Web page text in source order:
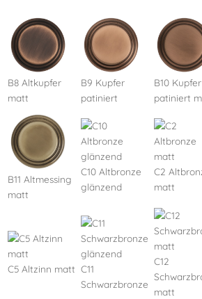
B8 Altkupfer
matt
B9 Kupfer
patiniert
B10 Kupfer
patiniert
B11 Altmessing
matt
C10 Altbronze
glänzend
C2
matt
C5 Altzinn matt C11
Schwarzbronze
C12
matt